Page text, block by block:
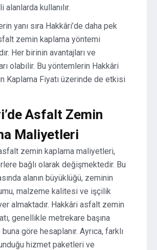
kullanılır.
yanı sıra Hakkâri’de daha pek
zemin kaplama yöntemi
Her birinin avantajları ve
olabilir. Bu yöntemlerin Hakkâri
Kaplama Fiyatı üzerinde de etkisi
Asfalt Zemin
Maliyetleri
zemin kaplama maliyetleri,
bağlı olarak değişmektedir. Bu
alanın büyüklüğü, zeminin
malzeme kalitesi ve işçilik
almaktadır. Hakkâri asfalt zemin
genellikle metrekare başına
göre hesaplanır. Ayrıca, farklı
hizmet paketleri ve